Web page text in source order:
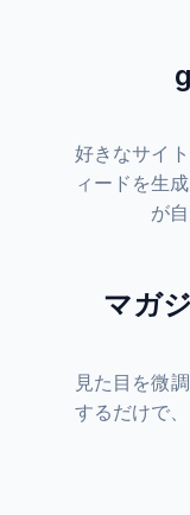
好きなサイ
ィードを生
が
マガ
見た目を微
するだけで